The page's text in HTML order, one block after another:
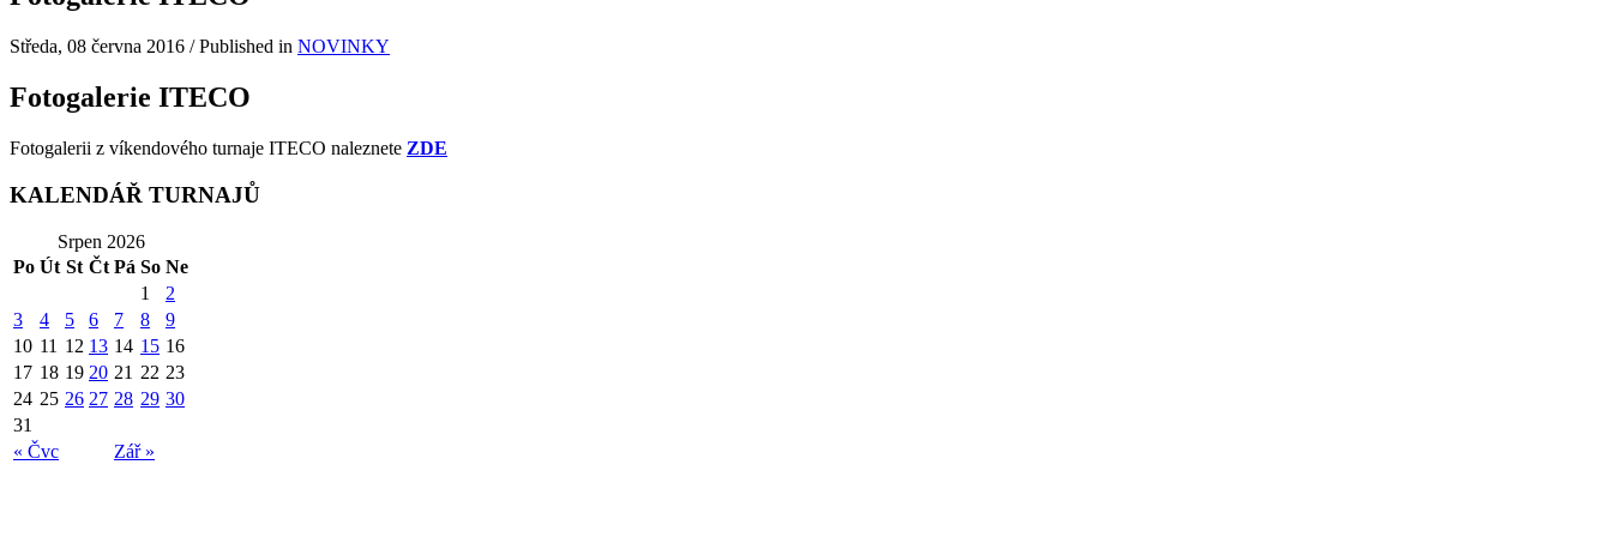
Středa, 08 června 2016 /Published in NOVINKY
Fotogalerie ITECO
Fotogalerii z víkendového turnaje ITECO naleznete ZDE
KALENDÁŘ TURNAJŮ
Srpen 2026
Po Út St Čt Pá So Ne
« Čvc Zář »
1
2
3
4 5 6 7 8
9
10 11 12 13 14 15 16
17 18 19 20 21 22 23
24 25 26 27 28 29 30
31